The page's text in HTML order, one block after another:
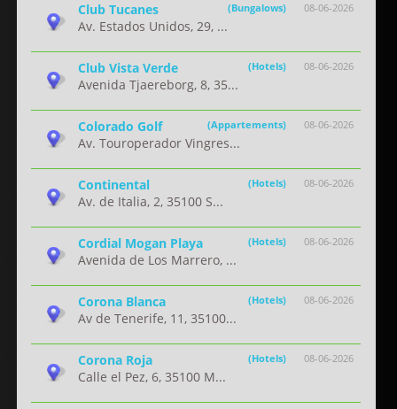
08-06-2026
Club Tucanes (Bungalows)
Av. Estados Unidos, 29, ...
08-06-2026
Club Vista Verde (Hotels)
Avenida Tjaereborg, 8, 35...
08-06-2026
Colorado Golf (Appartements)
Av. Touroperador Vingres...
08-06-2026
Continental (Hotels)
Av. de Italia, 2, 35100 S...
08-06-2026
Cordial Mogan Playa (Hotels)
Avenida de Los Marrero, ...
08-06-2026
Corona Blanca (Hotels)
Av de Tenerife, 11, 35100...
08-06-2026
Corona Roja (Hotels)
Calle el Pez, 6, 35100 M...